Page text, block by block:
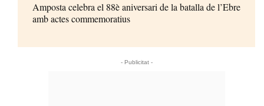
Amposta celebra el 88è aniversari de la batalla de l’Ebre
amb actes commemoratius
- Publicitat -